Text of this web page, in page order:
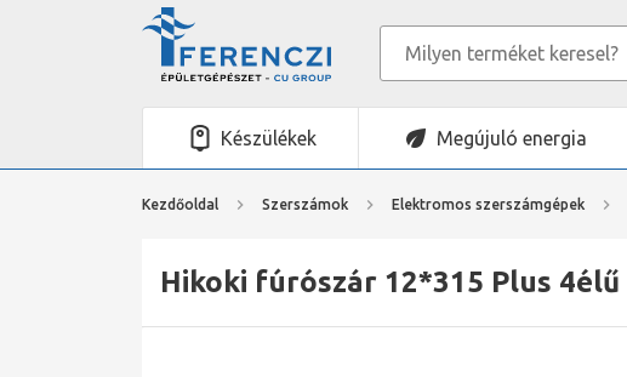
Készülékek Megújuló energia
Kezdőoldal Szerszámok Elektromos szerszámgépek
Hikoki fúrószár 12*315 Plus 4élű